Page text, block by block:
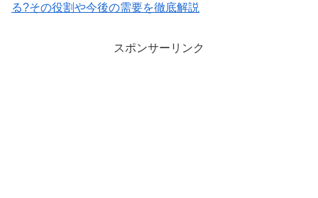
る?その役割や今後の需要を徹底解説
スポンサーリンク